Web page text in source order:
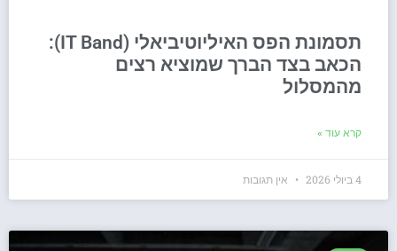
תסמונת הפס האיליוטיביאלי (IT Band):
הכאב בצד הברך שמוציא רצים
מהמסלול
קרא עוד »
4 ביולי 2026 אין תגובות